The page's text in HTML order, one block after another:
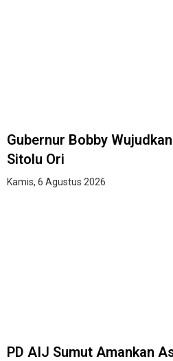
Gubernur Bobby
Sitolu Ori
Kamis, 6 Agustus 2026
PD AIJ Sumut Amankan